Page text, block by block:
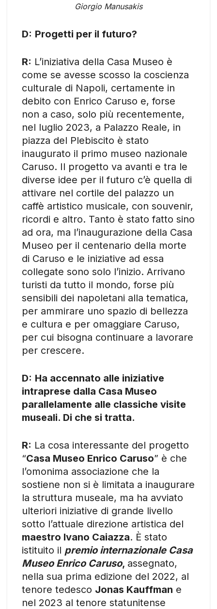
Giorgio Manusakis
D: Progetti per il futuro?
R: L’iniziativa della Casa Museo è
come se avesse scosso la coscienza
culturale di Napoli, certamente in
debito con Enrico Caruso e, forse
non a caso, solo più recentemente,
nel luglio 2023, a Palazzo Reale, in
piazza del Plebiscito è stato
inaugurato il primo museo nazionale
Caruso. Il progetto va avanti e tra le
diverse idee per il futuro c’è quella di
attivare nel cortile del palazzo un
caffè artistico musicale, con souvenir,
ricordi e altro. Tanto è stato fatto sino
ad ora, ma l’inaugurazione della Casa
Museo per il centenario della morte
di Caruso e le iniziative ad essa
collegate sono solo l’inizio. Arrivano
turisti da tutto il mondo, forse più
sensibili dei napoletani alla tematica,
per ammirare uno spazio di bellezza
e cultura e per omaggiare Caruso,
per cui bisogna continuare a lavorare
per crescere.
D: Ha accennato alle iniziative
intraprese dalla Casa Museo
parallelamente alle classiche visite
museali. Di che si tratta.
R: La cosa interessante del progetto
“Casa Museo Enrico Caruso” è che
l’omonima associazione che la
sostiene non si è limitata a inaugurare
la struttura museale, ma ha avviato
ulteriori iniziative di grande livello
sotto l’attuale direzione artistica del
maestro Ivano Caiazza. È stato
istituito il premio internazionale Casa
Museo Enrico Caruso, assegnato,
nella sua prima edizione del 2022, al
tenore tedesco Jonas Kauffman e
nel 2023 al tenore statunitense